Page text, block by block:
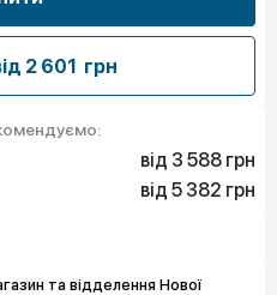
від 2 601 грн
від 3 588 грн
3 588 грн
від 5 382 грн
та відделення Нової